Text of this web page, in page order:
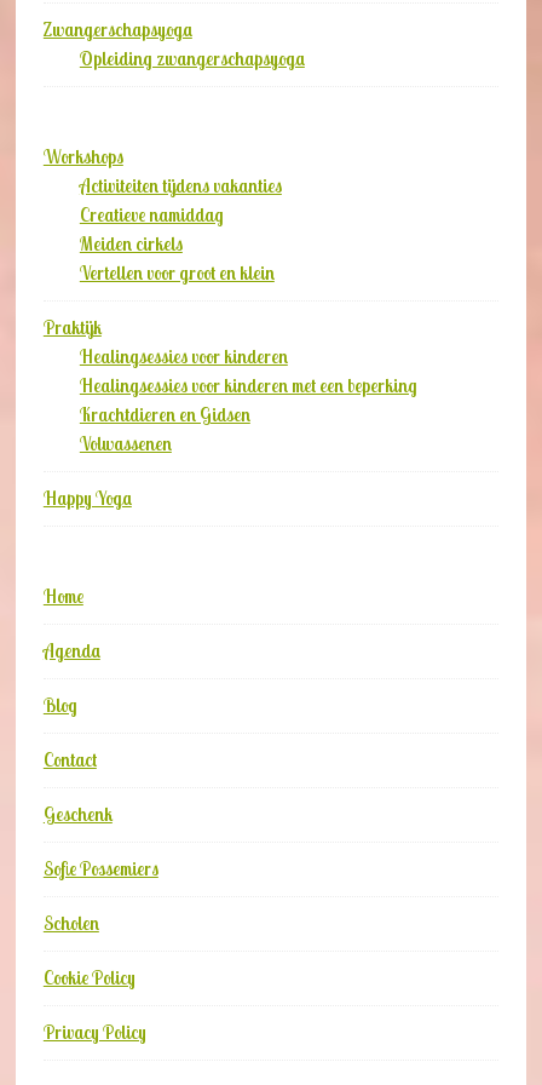
Zwangerschapsyoga
Opleiding zwangerschapsyoga
Workshops
Activiteiten tijdens vakanties
Creatieve namiddag
Meiden cirkels
Vertellen voor groot en klein
Praktijk
Healingsessies voor kinderen
Healingsessies voor kinderen met een beperking
Krachtdieren en Gidsen
Volwassenen
Happy Yoga
Home
Agenda
Blog
Contact
Geschenk
Sofie Possemiers
Scholen
Cookie Policy
Privacy Policy